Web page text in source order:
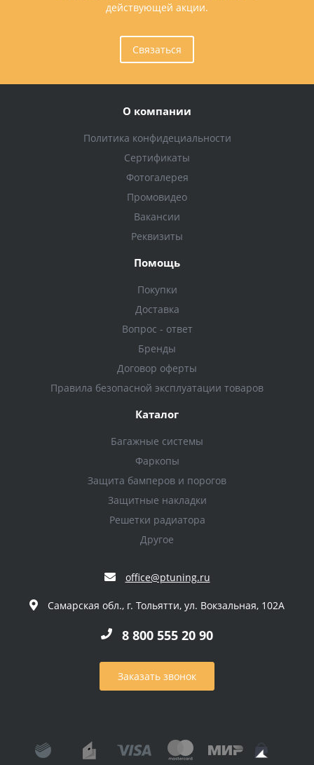
действующей акции.
Связаться
О компании
Политика конфидециальности
Сертификаты
Фотогалерея
Промовидео
Вакансии
Реквизиты
Помощь
Покупки
Доставка
Вопрос - ответ
Бренды
Договор оферты
Правила безопасной эксплуатации товаров
Каталог
Багажные системы
Фаркопы
Защита бамперов и порогов
Защитные накладки
Решетки радиатора
Другое
office@ptuning.ru
Самарская обл., г. Тольятти, ул. Вокзальная, 102А
8 800 555 20 90
Заказать звонок